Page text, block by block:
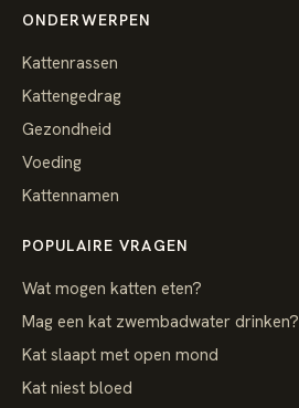
ONDERWERPEN
Kattenrassen
Kattengedrag
Gezondheid
Voeding
Kattennamen
POPULAIRE VRAGEN
Wat mogen katten eten?
Mag een kat zwembadwater drinken?
Kat slaapt met open mond
Kat niest bloed